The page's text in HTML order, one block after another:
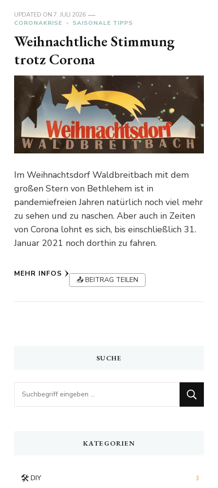
UPDATED ON 7. JULI 2026
CORONAKRISE
SAISONALE TIPPS
Weihnachtliche Stimmung
trotz Corona
Im Weihnachtsdorf Waldbreitbach mit dem
großen Stern von Bethlehem ist in
pandemiefreien Jahren natürlich noch viel mehr
zu sehen und zu naschen. Aber auch in Zeiten
von Corona lohnt es sich, bis einschließlich 31.
Januar 2021 noch dorthin zu fahren.
MEHR INFOS
📤 BEITRAG TEILEN
SUCHE
Looking
for
KATEGORIEN
🛠️ DIY 3